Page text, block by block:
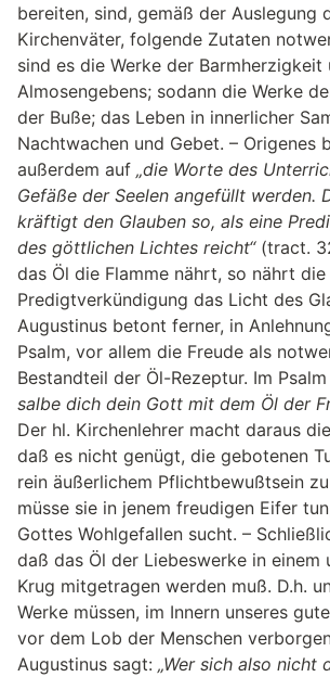
bereiten, sind, gemäß der Auslegung
Kirchenväter, folgende Zutaten
sind es die Werke der Barmherzigkeit
Almosengebens; sodann die Werke
der Buße; das Leben in innerlicher
Nachtwachen und Gebet. – Origenes
außerdem auf „die Worte des
Gefäße der Seelen angefüllt werden.
kräftigt den Glauben so, als eine
des göttlichen Lichtes reicht“(tract.
das Öl die Flamme nährt, so nährt die
Predigtverkündigung das Licht des
Augustinus betont ferner, in
Psalm, vor allem die Freude als
Bestandteil der Öl-Rezeptur. Im
salbe dich dein Gott mit dem Öl der
Der hl. Kirchenlehrer macht daraus
daß es nicht genügt, die gebotenen
rein äußerlichem Pflichtbewußtsein
müsse sie in jenem freudigen Eifer
Gottes Wohlgefallen sucht. –
daß das Öl der Liebeswerke in einem
Krug mitgetragen werden muß. D.h.
Werke müssen, im Innern unseres
vor dem Lob der Menschen
Augustinus sagt: „Wer sich also nicht